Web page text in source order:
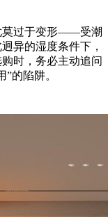
莫过于变形——受潮
异的湿度条件下，
时，务必主动追问
的陷阱。